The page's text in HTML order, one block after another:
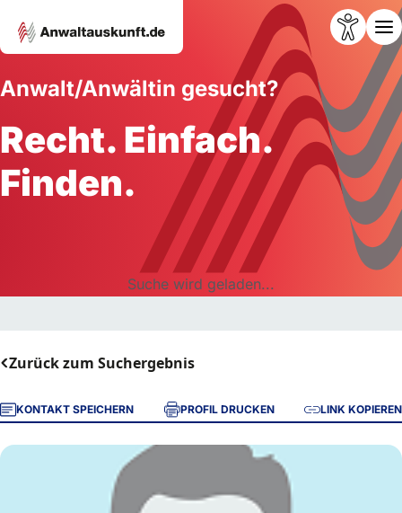
Anwalt/Anwältin gesucht?
Recht. Einfach.
Finden.
Suche wird geladen...
Zurück zum Suchergebnis
KONTAKT SPEICHERN PROFIL DRUCKEN LINK KOPIEREN